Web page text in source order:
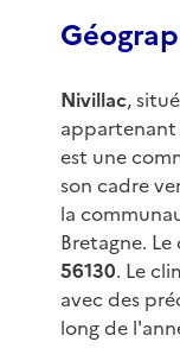
Nivillac,
est une
son cadre
la
Bretagne.
56130. Le
avec des
long de